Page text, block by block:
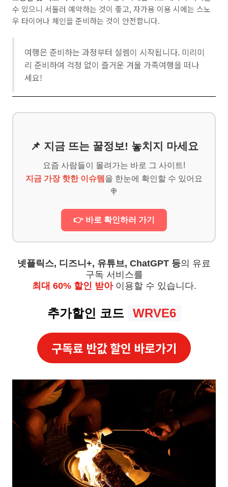
수 있으니 서둘러 예약하는 것이 좋고, 자가용 이용 시에는 스노
우 타이어나 체인을 준비하는 것이 안전합니다.
여행은 준비하는 과정부터 설렘이 시작됩니다. 미리미
리 준비하여 걱정 없이 즐거운 겨울 가족여행을 떠나
세요!
📌 지금 뜨는 꿀정보! 놓치지 마세요
요즘 사람들이 몰려가는 바로 그 사이트!
지금 가장 핫한 이슈템 을 한눈에 확인할 수 있어요
🍭
👉 바로 확인하러 가기
넷플릭스, 디즈니+, 유튜브, ChatGPT 등의 유료
구독 서비스를
최대 60% 할인 받아이용할 수 있습니다.
추가할인 코드 WRVE6
구독료 반값 할인 바로가기